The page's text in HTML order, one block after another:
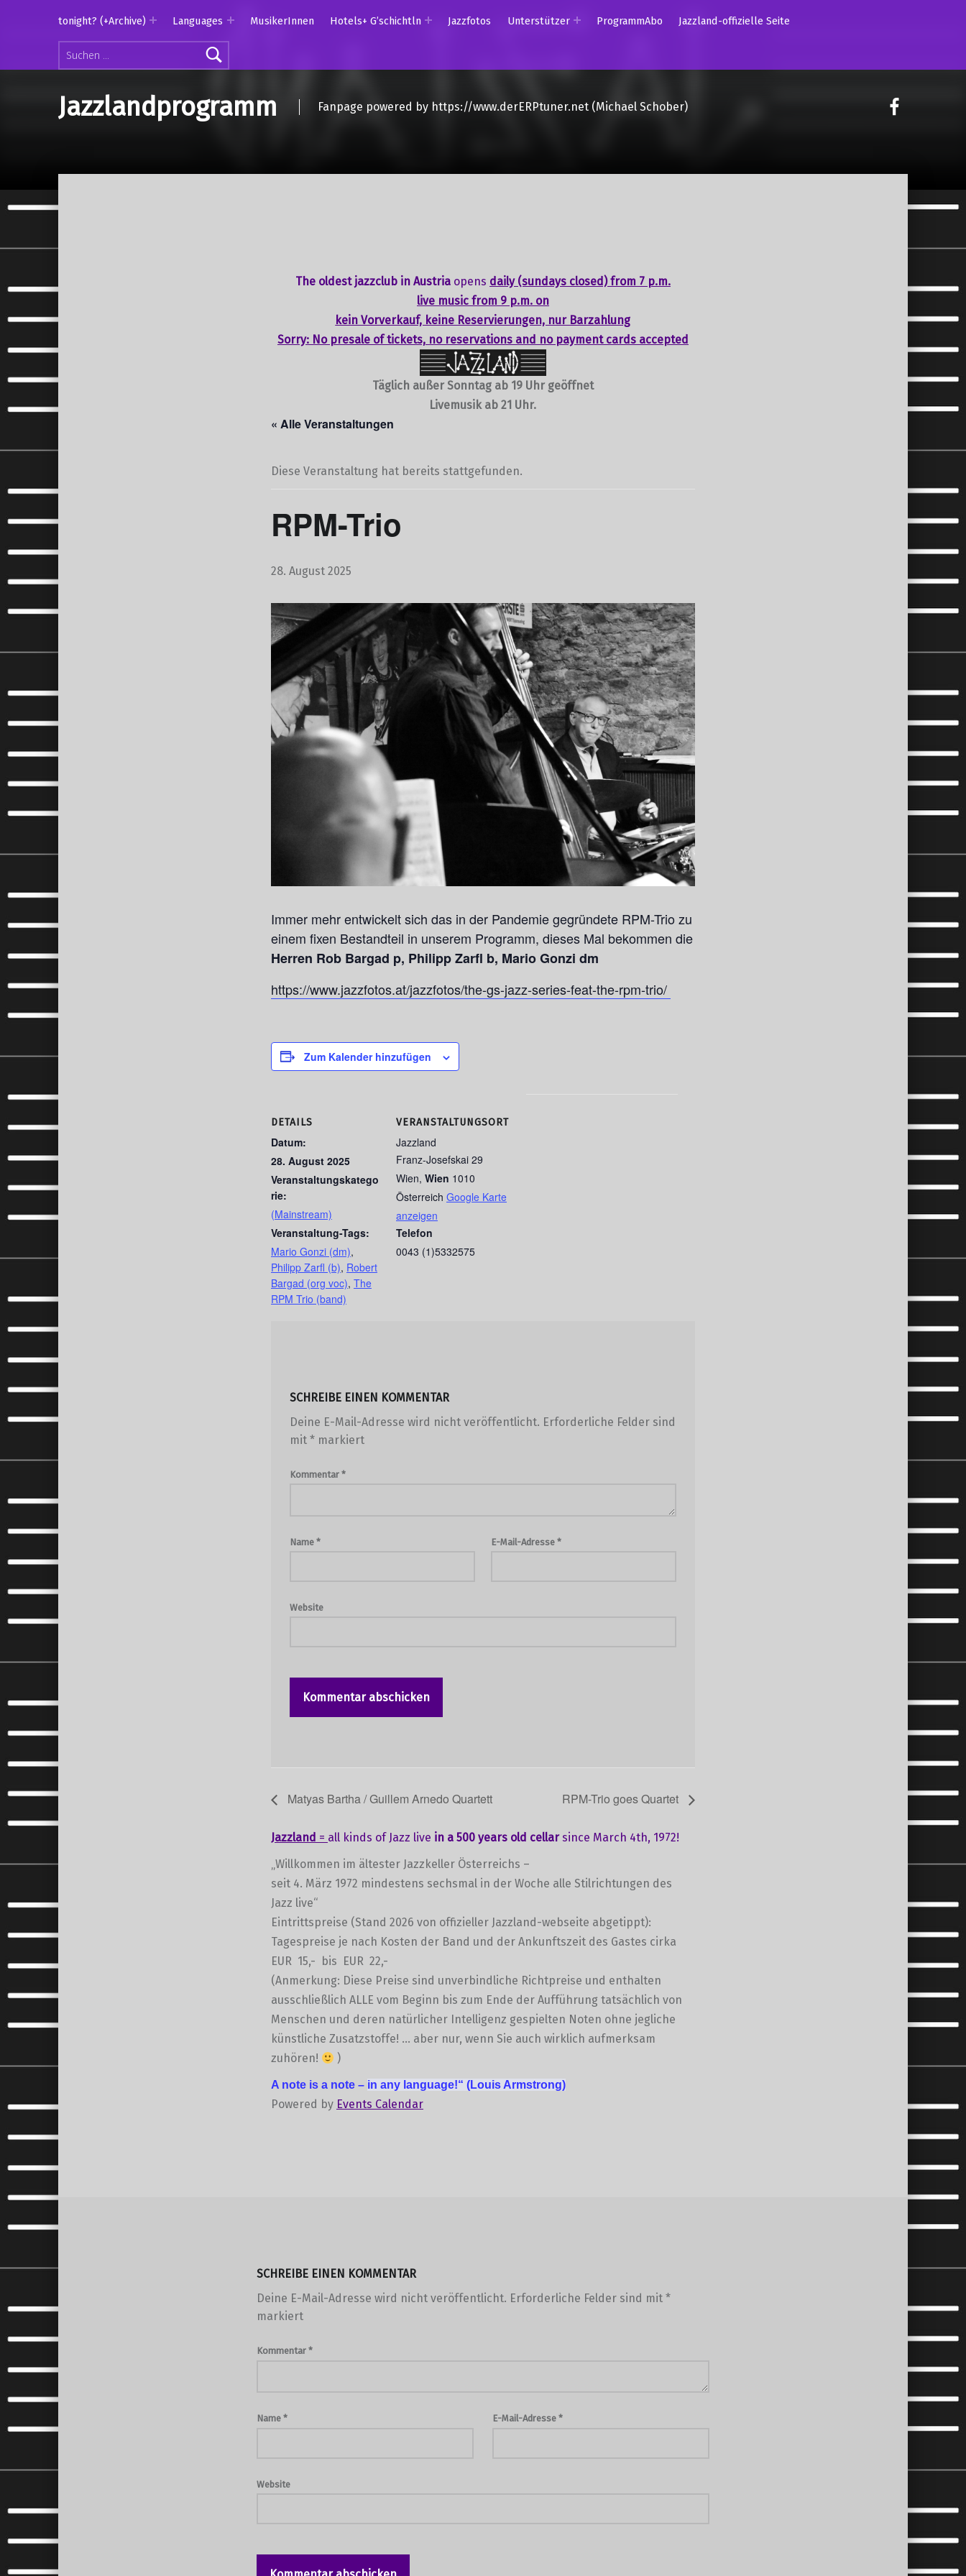
Suchen nach:
tonight? (+Archive) Languages MusikerInnen Hotels+ G’schichtln Jazzfotos Unterstützer ProgrammAbo Jazzland-offizielle Seite
Jazzlandprogramm Fanpage powered by https://www.derERPtuner.net (Michael Schober)
on
The oldest jazzclub in Austria opens daily (sundays closed) from 7 p.m.
live music from 9 p.m. on
kein Vorverkauf, keine Reservierungen, nur Barzahlung
Sorry: No presale of tickets, no reservations and no payment cards accepted
Täglich außer Sonntag ab 19 Uhr geöffnet
Livemusik ab 21 Uhr.
« Alle Veranstaltungen
Diese Veranstaltung hat bereits stattgefunden.
RPM-Trio
28. August 2025
Immer mehr entwickelt sich das in der Pandemie gegründete RPM-Trio zu
einem fixen Bestandteil in unserem Programm, dieses Mal bekommen die
Herren Rob Bargad p, Philipp Zarfl b, Mario Gonzi dm
https://www.jazzfotos.at/jazzfotos/the-gs-jazz-series-feat-the-rpm-trio/
Zum Kalender hinzufügen
DETAILS
Datum:
28. August 2025
Veranstaltungskatego
rie:
(Mainstream)
Veranstaltung-Tags:
Mario Gonzi (dm),
Philipp Zarfl (b), Robert
Bargad (org voc), The
RPM Trio (band)
VERANSTALTUNGSORT
Jazzland
Franz-Josefskai 29
Wien, Wien 1010
Österreich Google Karte
anzeigen
Telefon
0043 (1)5332575
SCHREIBE EINEN KOMMENTAR
Deine E-Mail-Adresse wird nicht veröffentlicht. Erforderliche Felder sind
mit *markiert
Kommentar *
Name * E-Mail-Adresse *
Website
Matyas Bartha / Guillem Arnedo Quartett RPM-Trio goes Quartet
Jazzland = all kinds of Jazz live in a 500 years old cellarsince March 4th, 1972!
„Willkommen im ältester Jazzkeller Österreichs –
seit 4. März 1972 mindestens sechsmal in der Woche alle Stilrichtungen des
Jazz live“
Eintrittspreise (Stand 2026 von offizieller Jazzland-webseite abgetippt):
Tagespreise je nach Kosten der Band und der Ankunftszeit des Gastes cirka
EUR 15,- bis EUR 22,-
(Anmerkung: Diese Preise sind unverbindliche Richtpreise und enthalten
ausschließlich ALLE vom Beginn bis zum Ende der Aufführung tatsächlich von
Menschen und deren natürlicher Intelligenz gespielten Noten ohne jegliche
künstliche Zusatzstoffe! … aber nur, wenn Sie auch wirklich aufmerksam
zuhören!
)
A note is a note – in any language!“ (Louis Armstrong)
Powered by Events Calendar
SCHREIBE EINEN KOMMENTAR
Deine E-Mail-Adresse wird nicht veröffentlicht. Erforderliche Felder sind mit *
markiert
Kommentar *
Name * E-Mail-Adresse *
Website